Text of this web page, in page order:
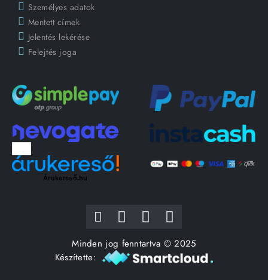
Személyes adatok
Mentett címek
Jelentés lekérése
Felejtés joga
Árukereső.hu
Minden jog fenntartva © 2025
Készítette: